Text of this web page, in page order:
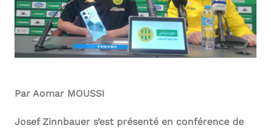
Par Aomar MOUSSI
Josef Zinnbauer s’est présenté en conférence de